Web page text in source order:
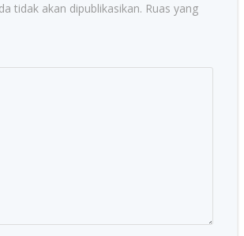
tidak akan dipublikasikan. Ruas yang